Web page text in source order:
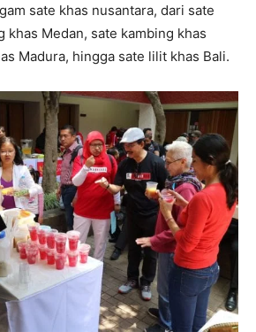
sate khas nusantara, dari sate
khas Medan, sate kambing khas
Madura, hingga sate lilit khas Bali.